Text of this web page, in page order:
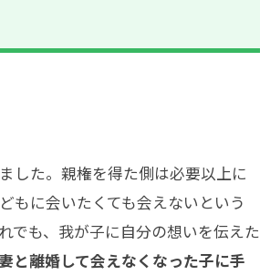
した。親権を得た側は必要以上に
もに会いたくても会えないという
でも、我が子に自分の想いを伝えた
と離婚して会えなくなった子に手